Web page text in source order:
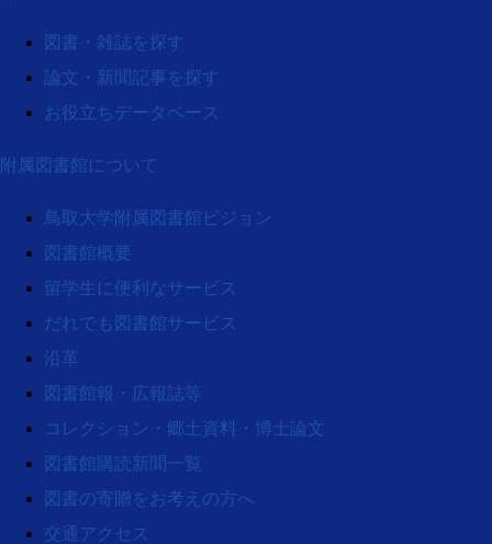
図書・雑誌を探す
論文・新聞記事を探す
お役立ちデータベース
附属図書館について
鳥取大学附属図書館ビジョン
図書館概要
留学生に便利なサービス
だれでも図書館サービス
沿革
図書館報・広報誌等
コレクション・郷土資料・博士論文
図書館購読新聞一覧
図書の寄贈をお考えの方へ
交通アクセス